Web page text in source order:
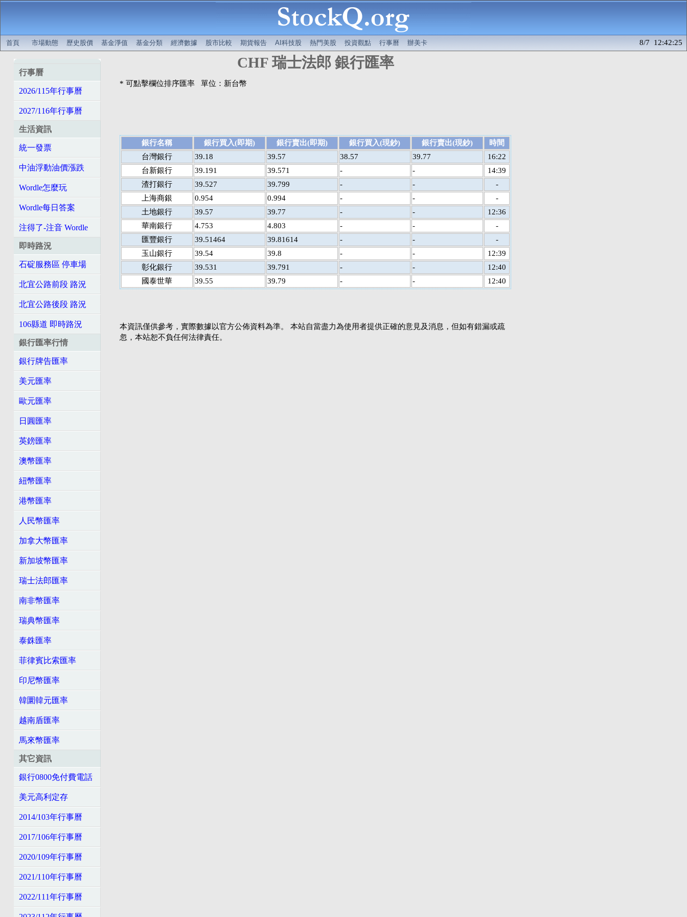
首頁 市場動態 歷史股價 基金淨值 基金分類 經濟數據 股市比較 期貨報告 AI科技股 熱門美股 投資觀點 行事曆 辦美卡 8/7 12:42:25
行事曆
2026/115年行事曆
2027/116年行事曆
生活資訊
統一發票
中油浮動油價漲跌
Wordle怎麼玩
Wordle每日答案
注得了-注音 Wordle
即時路況
石碇服務區 停車場
北宜公路前段 路況
北宜公路後段 路況
106縣道 即時路況
銀行匯率行情
銀行牌告匯率
美元匯率
歐元匯率
日圓匯率
英鎊匯率
澳幣匯率
紐幣匯率
港幣匯率
人民幣匯率
加拿大幣匯率
新加坡幣匯率
瑞士法郎匯率
南非幣匯率
瑞典幣匯率
泰銖匯率
菲律賓比索匯率
印尼幣匯率
韓圜韓元匯率
越南盾匯率
馬來幣匯率
其它資訊
銀行0800免付費電話
美元高利定存
2014/103年行事曆
2017/106年行事曆
2020/109年行事曆
2021/110年行事曆
2022/111年行事曆
CHF 瑞士法郎 銀行匯率
* 可點擊欄位排序匯率 單位：新台幣
銀行名稱 銀行買入(即期) 銀行賣出(即期) 銀行買入(現鈔) 銀行賣出(現鈔)
時間
台灣銀行
39.18 39.57 38.57 39.77
16:22
台新銀行
39.191 39.571 - -
14:39
渣打銀行
39.527 39.799 - -
-
上海商銀
0.954 0.994 - -
-
土地銀行
39.57 39.77 - -
12:36
華南銀行
4.753 4.803 - -
-
匯豐銀行
39.51464 39.81614 - -
-
玉山銀行
39.54 39.8 - -
12:39
彰化銀行
39.531 39.791 - -
12:40
國泰世華
39.55 39.79 - - 12:40
本資訊僅供參考，實際數據以官方公佈資料為準。 本站自當盡力為使用者提供正確的意見及消息，但如有錯漏或疏
忽，本站恕不負任何法律責任。